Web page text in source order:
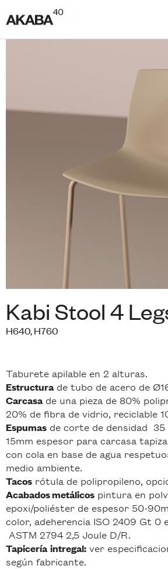
Kabi Stool 4
H640, H760
Taburete apilable en 2 alturas.
Estructurade tubo de acero de
Carcasade una pieza de 80%
20% de fibra de vidrio, reciclable
Espumas de corte de densidad 35
15mm espesor para carcasa
con cola en base de agua
medio ambiente.
Tacos rótula de polipropileno,
Acabados metálicos pintura en
epoxi/poliéster de espesor 50-
color, adeherencia ISO 2409 Gt 0
ASTM 2794 2,5 Joule D/R.
Tapicería intregal: ver
según fabricante.